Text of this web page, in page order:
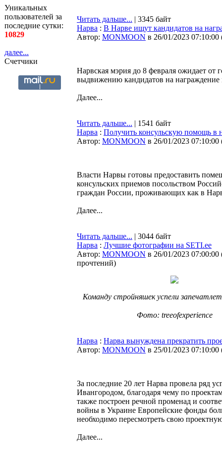
Уникальных
пользователей за
последние сутки:
10829
далее...
Счетчики
Читать дальше... | 3345 байт
Нарва : В Нарве ищут кандидатов на
Автор: MONMOON в 26/01/2023 07:10:00
Нарвская мэрия до 8 февраля ожидает от
выдвижению кандидатов на
Далее...
Читать дальше... | 1541 байт
Нарва : Получить консульскую помощь в
Автор: MONMOON в 26/01/2023 07:10:00
Власти Нарвы готовы предоставить
консульских приемов посольством
граждан России, проживающих как в
Далее...
Читать дальше... | 3044 байт
Нарва : Лучшие фотографии на SETI.ee
Автор: MONMOON в 26/01/2023 07:00:00
прочтений)
Команду стройняшек успели
Фото: treeofexperience
Нарва : Нарва вынуждена прекратить
Автор: MONMOON в 25/01/2023 07:10:00
За последние 20 лет Нарва провела ряд
Ивангородом, благодаря чему по
также построен речной променад и
войны в Украине Европейские фонды
необходимо пересмотреть свою
Далее...